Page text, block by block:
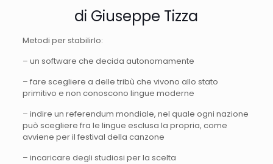
di Giuseppe Tizza
Metodi per stabilirlo:
– un software che decida autonomamente
– fare scegliere a delle tribù che vivono allo stato
primitivo e non conoscono lingue moderne
– indire un referendum mondiale, nel quale ogni nazione
può scegliere fra le lingue esclusa la propria, come
avviene per il festival della canzone
– incaricare degli studiosi per la scelta